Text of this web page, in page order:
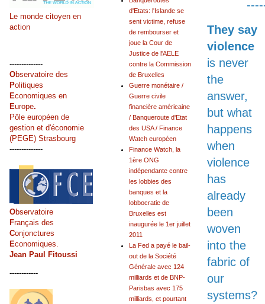
They say
violence
is never
the
answer,
but what
happens
when
violence
has
already
been
woven
into the
fabric of
our
systems?
d'Etats: l'Islande se
sent victime, refuse
de rembourser et
joue la Cour de
Justice de l'AELE
contre la Commission
de Bruxelles
Guerre monétaire /
Guerre civile
financière américaine
/ Banqueroute d'Etat
des USA / Finance
Watch européen
Finance Watch, la
1ère ONG
indépendante contre
les lobbies des
banques et la
lobbocratie de
Bruxelles est
inaugurée le 1er juillet
2011
La Fed a payé le bail-
out de la Société
Générale avec 124
milliards et de BNP-
Parisbas avec 175
milliards, et pourtant
Le monde citoyen en
action
--------------
Observatoire des
Politiques
Economiques en
Europe.
Pôle européen de
gestion et d'économie
(PEGE) Strasbourg
--------------
Observatoire
Français des
Conjonctures
Economiques.
Jean Paul Fitoussi
------------